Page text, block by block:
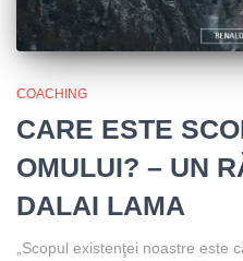
COACHING
CARE ESTE
OMULUI? – UN
DALAI LAMA
„Scopul existenţei noastre este